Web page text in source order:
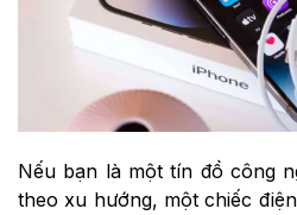
Nếu bạn là một tín đồ công
theo xu hướng, một chiếc